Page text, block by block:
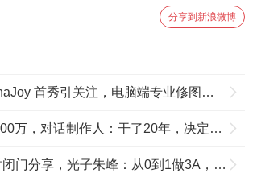
分享到新浪微博
秀引关注，电脑端专业修图成摄影师新选择
对话制作人：干了20年，决定在中国拼一把
享，光子朱峰：从0到1做3A，坚守长期主义